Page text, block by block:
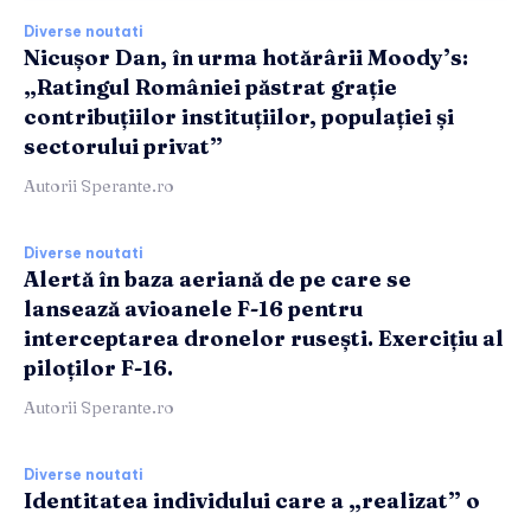
Diverse noutati
Nicușor Dan, în urma hotărârii Moody’s:
„Ratingul României păstrat grație
contribuțiilor instituțiilor, populației și
sectorului privat”
Autorii Sperante.ro
Diverse noutati
Alertă în baza aeriană de pe care se
lansează avioanele F-16 pentru
interceptarea dronelor rusești. Exercițiu al
piloților F-16.
Autorii Sperante.ro
Diverse noutati
Identitatea individului care a „realizat” o